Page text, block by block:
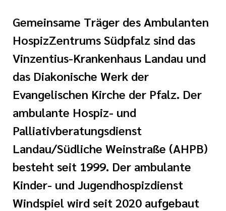
Südpfalz e.V.
Gemeinsame Träger des Ambulanten
HospizZentrums Südpfalz sind das
Vinzentius-Krankenhaus Landau und
das Diakonische Werk der
Evangelischen Kirche der Pfalz. Der
ambulante Hospiz- und
Palliativberatungsdienst
Landau/Südliche Weinstraße (AHPB)
besteht seit 1999. Der ambulante
Kinder- und Jugendhospizdienst
Windspiel wird seit 2020 aufgebaut